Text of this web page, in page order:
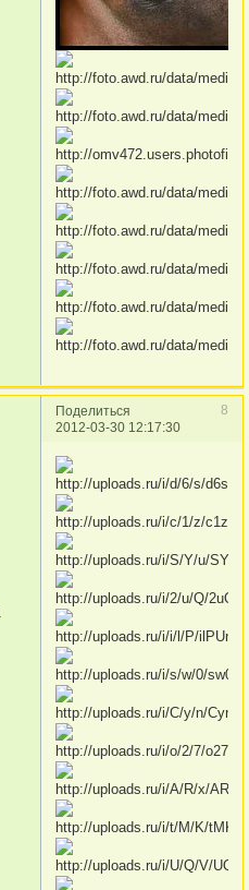
Поделиться
8
2012-03-30 12:17:30